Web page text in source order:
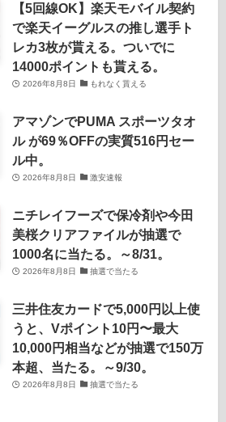
【5回線OK】楽天モバイル契約
で楽天イーグルスの推し選手ト
レカ3枚が貰える。ついでに
14000ポイントも貰える。
2026年8月8日 もれなく貰える
アマゾンでPUMA スポーツタオ
ル が69％OFFの実質516円セー
ル中。
2026年8月8日 激安速報
ニチレイフーズで保冷剤や今田
美桜クリアファイルが抽選で
1000名に当たる。～8/31。
2026年8月8日 抽選で当たる
三井住友カードで5,000円以上使
うと、Vポイント10円〜最大
10,000円相当などが抽選で150万
本超、当たる。～9/30。
2026年8月8日 抽選で当たる